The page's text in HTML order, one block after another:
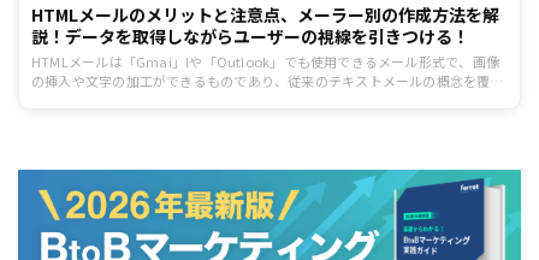
HTMLメールのメリットと注意点、メーラー別の作成方法を解
説！データを取得しながらユーザーの視線を引きつける！
HTMLメールは「Gmai」lや「Outlook」でも使用できるメール形式で、画像
の挿入や文字の加工ができるものであり、従来のテキストメールの概念を覆す